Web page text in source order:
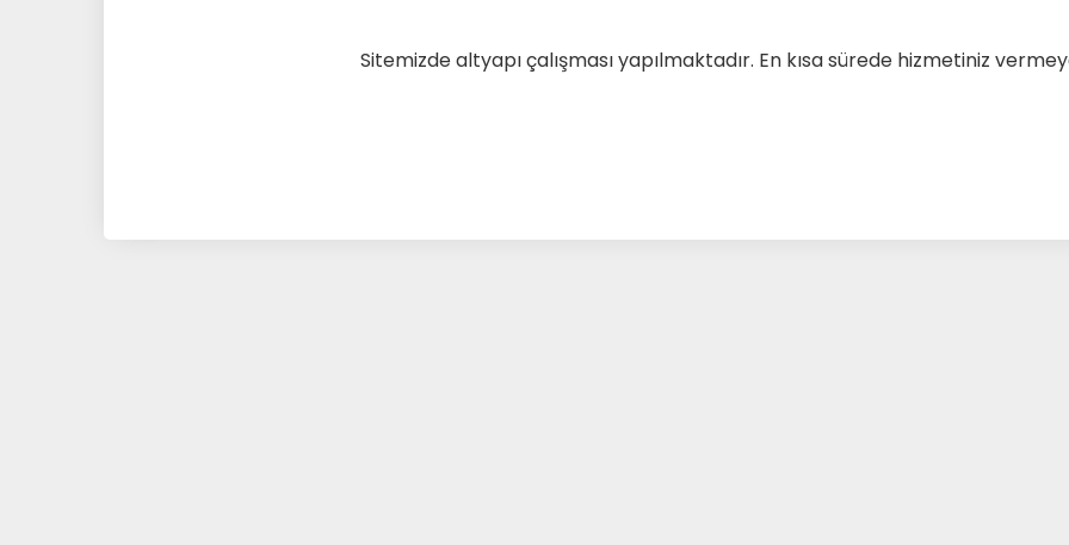
Sitemizde altyapı çalışması yapılmaktadır. En kısa sürede hizmetiniz